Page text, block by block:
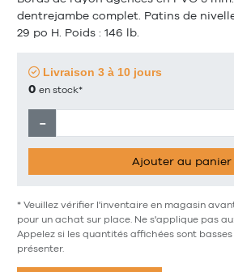
dentrejambe complet. Patins de
29 po H. Poids : 146 lb.
Livraison 3 à 10 jours
0 en stock*
−
Ajouter au panier
* Veuillez vérifier l'inventaire en magasin
pour un achat sur place. Ne s'applique pas
Appelez si les quantités affichées sont
présenter.